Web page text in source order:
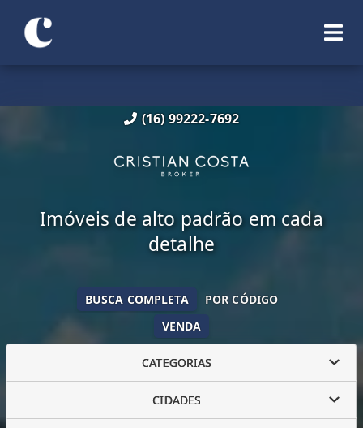
(16) 99222-7692
Imóveis de alto padrão em cada
detalhe
VENDA
BUSCA COMPLETA POR CÓDIGO
CATEGORIAS
CIDADES